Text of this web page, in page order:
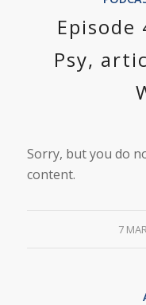
Episode
Psy,
Sorry, but you do
content.
7 /